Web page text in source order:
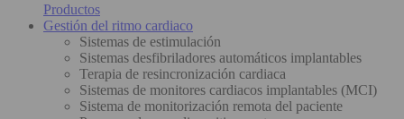
Productos
Gestión del ritmo cardiaco
Sistemas de estimulación
Sistemas desfibriladores automáticos implantables
Terapia de resincronización cardiaca
Sistemas de monitores cardiacos implantables (MCI)
Sistema de monitorización remota del paciente